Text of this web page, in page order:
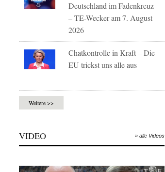
Deutschland im Fadenkreuz
– TE-Wecker am 7. August
2026
Chatkontrolle in Kraft – Die
EU trickst uns alle aus
Weitere >>
VIDEO » alle Videos